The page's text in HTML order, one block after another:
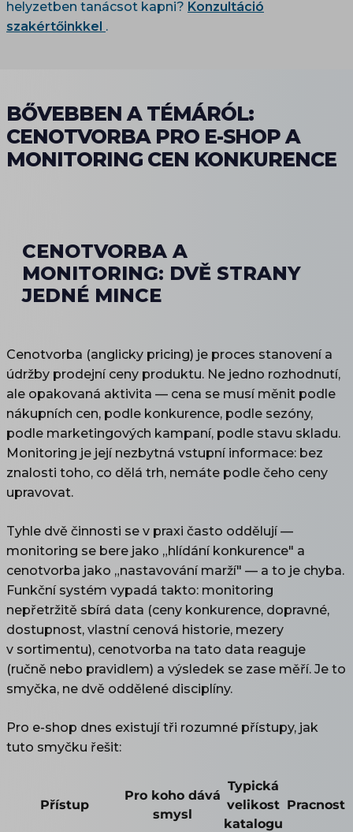
helyzetben tanácsot kapni? Konzultáció
szakértőinkkel .
BŐVEBBEN A TÉMÁRÓL:
CENOTVORBA PRO E-SHOP A
MONITORING CEN KONKURENCE
CENOTVORBA A
MONITORING: DVĚ STRANY
JEDNÉ MINCE
Cenotvorba (anglicky pricing) je proces stanovení a
údržby prodejní ceny produktu. Ne jedno rozhodnutí,
ale opakovaná aktivita — cena se musí měnit podle
nákupních cen, podle konkurence, podle sezóny,
podle marketingových kampaní, podle stavu skladu.
Monitoring je její nezbytná vstupní informace: bez
znalosti toho, co dělá trh, nemáte podle čeho ceny
upravovat.
Tyhle dvě činnosti se v praxi často oddělují —
monitoring se bere jako „hlídání konkurence" a
cenotvorba jako „nastavování marží" — a to je chyba.
Funkční systém vypadá takto: monitoring
nepřetržitě sbírá data (ceny konkurence, dopravné,
dostupnost, vlastní cenová historie, mezery
v sortimentu), cenotvorba na tato data reaguje
(ručně nebo pravidlem) a výsledek se zase měří. Je to
smyčka, ne dvě oddělené disciplíny.
Pro e-shop dnes existují tři rozumné přístupy, jak
tuto smyčku řešit:
Přístup
Pro koho dává
smysl
Typická
velikost
katalogu
Pracnost